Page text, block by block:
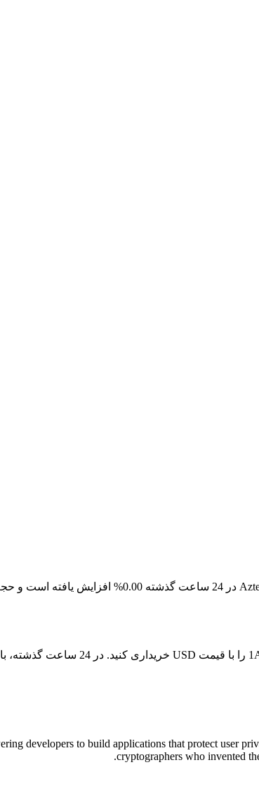
developers to build applications that protect user
cryptographers who invented